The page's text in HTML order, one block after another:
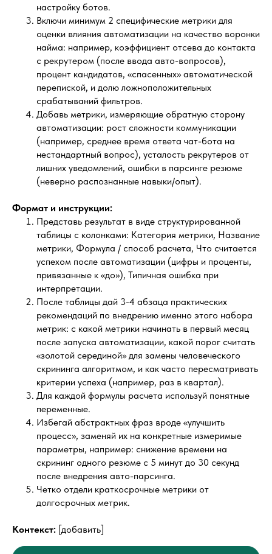
настройку ботов.
Включи минимум 2 специфические метрики для
оценки влияния автоматизации на качество воронки
найма: например, коэффициент отсева до контакта
с рекрутером (после ввода авто-вопросов),
процент кандидатов, «спасенных» автоматической
перепиской, и долю ложноположительных
срабатываний фильтров.
Добавь метрики, измеряющие обратную сторону
автоматизации: рост сложности коммуникации
(например, среднее время ответа чат-бота на
нестандартный вопрос), усталость рекрутеров от
лишних уведомлений, ошибки в парсинге резюме
(неверно распознанные навыки/опыт).
Формат и инструкции:
Представь результат в виде структурированной
таблицы с колонками: Категория метрики, Название
метрики, Формула / способ расчета, Что считается
успехом после автоматизации (цифры и проценты,
привязанные к «до»), Типичная ошибка при
интерпретации.
После таблицы дай 3-4 абзаца практических
рекомендаций по внедрению именно этого набора
метрик: с какой метрики начинать в первый месяц
после запуска автоматизации, какой порог считать
«золотой серединой» для замены человеческого
скрининга алгоритмом, и как часто пересматривать
критерии успеха (например, раз в квартал).
Для каждой формулы расчета используй понятные
переменные.
Избегай абстрактных фраз вроде «улучшить
процесс», заменяй их на конкретные измеримые
параметры, например: снижение времени на
скрининг одного резюме с 5 минут до 30 секунд
после внедрения авто-парсинга.
Четко отдели краткосрочные метрики от
долгосрочных метрик.
Контекст: [добавить]